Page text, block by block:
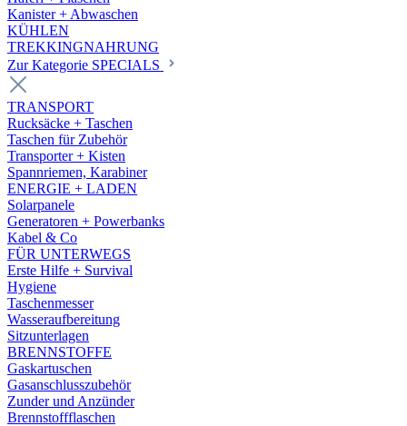
Kanister + Abwaschen
KÜHLEN
TREKKINGNAHRUNG
Zur Kategorie SPECIALS
TRANSPORT
Rucksäcke + Taschen
Taschen für Zubehör
Transporter + Kisten
Spannriemen, Karabiner
ENERGIE + LADEN
Solarpanele
Generatoren + Powerbanks
Kabel & Co
FÜR UNTERWEGS
Erste Hilfe + Survival
Hygiene
Taschenmesser
Wasseraufbereitung
Sitzunterlagen
BRENNSTOFFE
Gaskartuschen
Gasanschlusszubehör
Zunder und Anzünder
Brennstoffflaschen